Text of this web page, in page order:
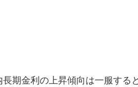
期金利の上昇傾向は一服する